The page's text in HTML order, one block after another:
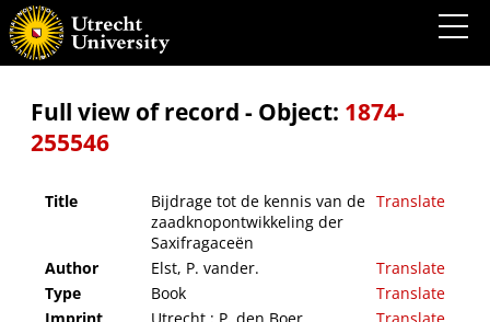
Bijdrage tot de kennis van de zaadknopontwikkeling der Saxifragaceën
Full view of record - Object: 1874-
255546
Title
Bijdrage tot de kennis van de
zaadknopontwikkeling der
Saxifragaceën
Translate
Author Elst, P. vander.
Translate
Type
Book
Translate